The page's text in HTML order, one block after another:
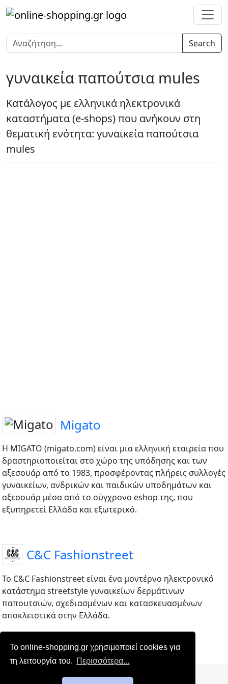
Το online-shopping.gr χρησιμοποιεί cookies για
τη λειτουργία του. Περισσότερα...
Search
γυναικεία παπούτσια mules
Κατάλογος με ελληνικά ηλεκτρονικά
καταστήματα (e-shops) που ανήκουν στη
θεματική ενότητα: γυναικεία παπούτσια
mules
Migato
Η ΜIGATO (migato.com) είναι μια ελληνική εταιρεία που
δραστηριοποιείται στο χώρο της υπόδησης και των
αξεσουάρ από το 1983, προσφέροντας πλήρεις συλλογές
γυναικείων, ανδρικών και παιδικών υποδημάτων και
αξεσουάρ μέσα από το σύγχρονο eshop της, που
εξυπηρετεί Ελλάδα και εξωτερικό.
C&C Fashionstreet
Το C&C Fashionstreet είναι ένα μοντέρνο ηλεκτρονικό
κατάστημα streetstyle γυναικείων δερμάτινων
παπουτσιών, σχεδιασμένων και κατασκευασμένων
αποκλειστικά στην Ελλάδα.
Επικοινωνία|Όροι χρήσης